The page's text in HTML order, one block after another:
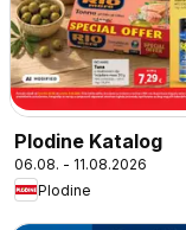
Plodine Katalog
06.08. - 11.08.2026
Plodine